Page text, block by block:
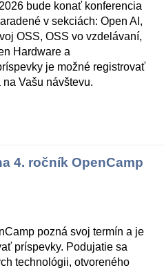
bude konať konferencia
v sekciách: Open AI,
OSS, OSS vo vzdelávaní,
Hardware a
je možné registrovať
Vašu návštevu.
4. ročník OpenCamp
pozná svoj termín a je
príspevky. Podujatie sa
technológii, otvoreného